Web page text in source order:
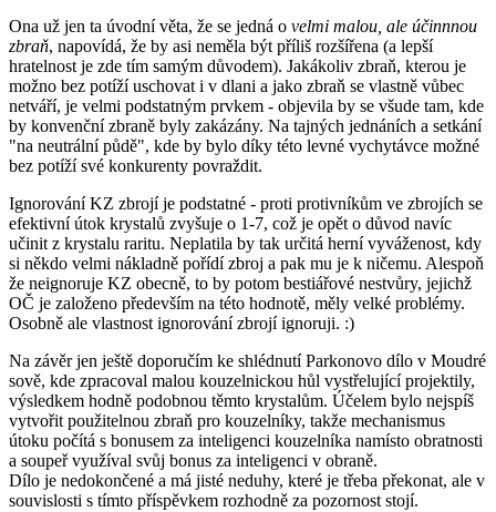
Ona už jen ta úvodní věta, že se jedná o velmi malou, ale účinnnou
zbraň, napovídá, že by asi neměla být příliš rozšířena (a lepší
hratelnost je zde tím samým důvodem). Jakákoliv zbraň, kterou je
možno bez potíží uschovat i v dlani a jako zbraň se vlastně vůbec
netváří, je velmi podstatným prvkem - objevila by se všude tam, kde
by konvenční zbraně byly zakázány. Na tajných jednáních a setkání
"na neutrální půdě", kde by bylo díky této levné vychytávce možné
bez potíží své konkurenty povraždit.
Ignorování KZ zbrojí je podstatné - proti protivníkům ve zbrojích se
efektivní útok krystalů zvyšuje o 1-7, což je opět o důvod navíc
učinit z krystalu raritu. Neplatila by tak určitá herní vyváženost, kdy
si někdo velmi nákladně pořídí zbroj a pak mu je k ničemu. Alespoň
že neignoruje KZ obecně, to by potom bestiářové nestvůry, jejichž
OČ je založeno především na této hodnotě, měly velké problémy.
Osobně ale vlastnost ignorování zbrojí ignoruji. :)
Na závěr jen ještě doporučím ke shlédnutí Parkonovo dílo v Moudré
sově, kde zpracoval malou kouzelnickou hůl vystřelující projektily,
výsledkem hodně podobnou těmto krystalům. Účelem bylo nejspíš
vytvořit použitelnou zbraň pro kouzelníky, takže mechanismus
útoku počítá s bonusem za inteligenci kouzelníka namísto obratnosti
a soupeř využíval svůj bonus za inteligenci v obraně.
Dílo je nedokončené a má jisté neduhy, které je třeba překonat, ale v
souvislosti s tímto příspěvkem rozhodně za pozornost stojí.